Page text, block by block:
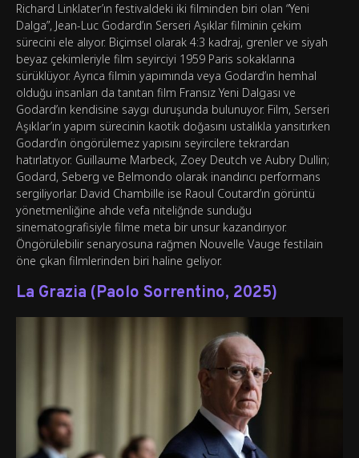
Richard Linklater’ın festivaldeki iki filminden biri olan “Yeni
Dalga”, Jean-Luc Godard’ın Serseri Aşıklar filminin çekim
sürecini ele alıyor. Biçimsel olarak 4:3 kadraj, grenler ve siyah
beyaz çekimleriyle film seyirciyi 1959 Paris sokaklarına
sürüklüyor. Ayrıca filmin yapımında veya Godard’ın hemhal
olduğu insanları da tanıtan film Fransız Yeni Dalgası ve
Godard’ın kendisine saygı duruşunda bulunuyor. Film, Serseri
Aşıklar’ın yapım sürecinin kaotik doğasını ustalıkla yansıtırken
Godard’ın öngörülemez yapısını seyircilere tekrardan
hatırlatıyor. Guillaume Marbeck, Zoey Deutch ve Aubry Dullin;
Godard, Seberg ve Belmondo olarak inandırıcı performans
sergiliyorlar. David Chambille ise Raoul Coutard’ın görüntü
yönetmenliğine ahde vefa niteliğnde sunduğu
sinematografisiyle filme meta bir unsur kazandırıyor.
Öngörülebilir senaryosuna rağmen Nouvelle Vauge festilain
öne çıkan filmlerinden biri haline geliyor.
La Grazia (Paolo Sorrentino, 2025)